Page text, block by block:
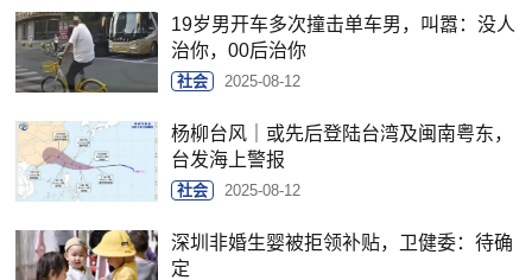
19岁男开车多次撞击单车男，叫嚣：没人
治你，00后治你
社会 2025-08-12
杨柳台风｜或先后登陆台湾及闽南粤东，
台发海上警报
社会 2025-08-12
深圳非婚生婴被拒领补贴，卫健委：待确
定